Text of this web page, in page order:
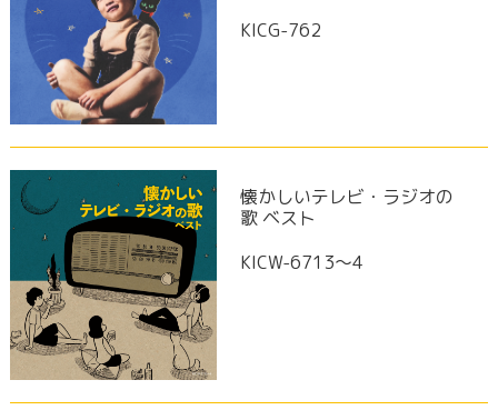
KICG-762
懐かしいテレビ・ラジオの
歌 ベスト
KICW-6713～4